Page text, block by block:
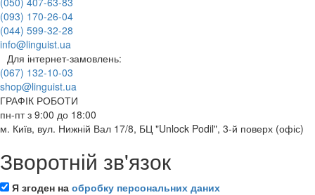
(093) 170-26-04
(044) 599-32-28
info@linguist.ua
Для інтернет-замовлень:
(067) 132-10-03
shop@linguist.ua
ГРАФІК РОБОТИ
пн-пт з 9:00 до 18:00
м. Київ, вул. Нижній Вал 17/8, БЦ "Unlock Podil", 3-й поверх (офіс)
Зворотній зв'язок
Я згоден на обробку персональних даних